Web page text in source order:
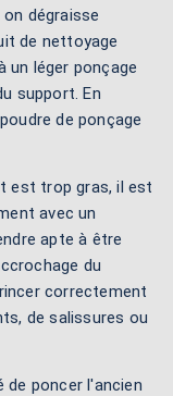
dégraisse
de nettoyage
un léger ponçage
support. En
de ponçage
est trop gras, il est
avec un
apte à être
du
correctement
de salissures ou
de poncer l'ancien